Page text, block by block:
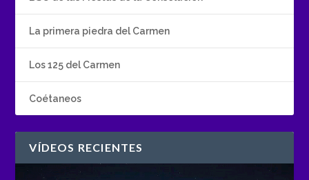
La primera piedra del Carmen
Los 125 del Carmen
Coétaneos
VÍDEOS RECIENTES